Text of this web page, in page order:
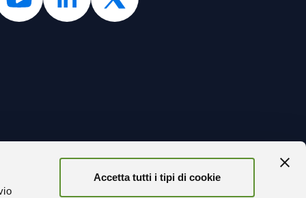
Accetta tutti i tipi di cookie